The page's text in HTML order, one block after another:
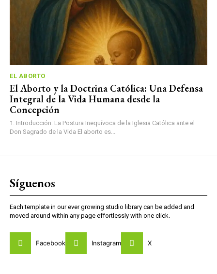
EL ABORTO
El Aborto y la Doctrina Católica: Una Defensa
Integral de la Vida Humana desde la
Concepción
1. Introducción: La Postura Inequívoca de la Iglesia Católica ante el
Don Sagrado de la Vida El aborto es...
Síguenos
Each template in our ever growing studio library can be added and
moved around within any page effortlessly with one click.
Facebook Instagram X